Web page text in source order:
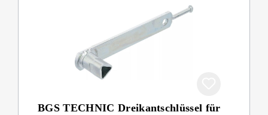
BGS TECHNIC Dreikantschlüssel für